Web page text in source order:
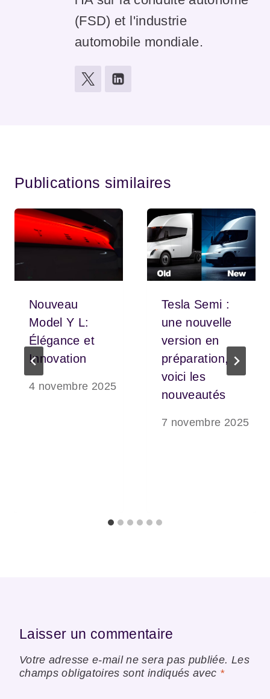
(FSD) et l'industrie
automobile mondiale.
Publications similaires
Nouveau
Model Y L:
Élégance et
Innovation
4 novembre 2025
Tesla Semi :
une nouvelle
version en
préparation,
voici les
nouveautés
7 novembre 2025
Laisser un commentaire
Votre adresse e-mail ne sera pas publiée. Les
champs obligatoires sont indiqués avec *